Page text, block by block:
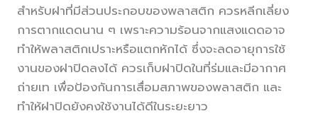
สำหรับฝาที่มีส่วนประกอบของพลาสติก ควรหลีกเลี่ยง
การตากแดดนาน ๆ เพราะความร้อนจากแสงแดดอาจ
ทำให้พลาสติกเปราะหรือแตกหักได้ ซึ่งจะลดอายุการใช้
งานของฝาปิดลงได้ ควรเก็บฝาปิดในที่ร่มและมีอากาศ
ถ่ายเท เพื่อป้องกันการเสื่อมสภาพของพลาสติก และ
ทำให้ฝาปิดยังคงใช้งานได้ดีในระยะยาว